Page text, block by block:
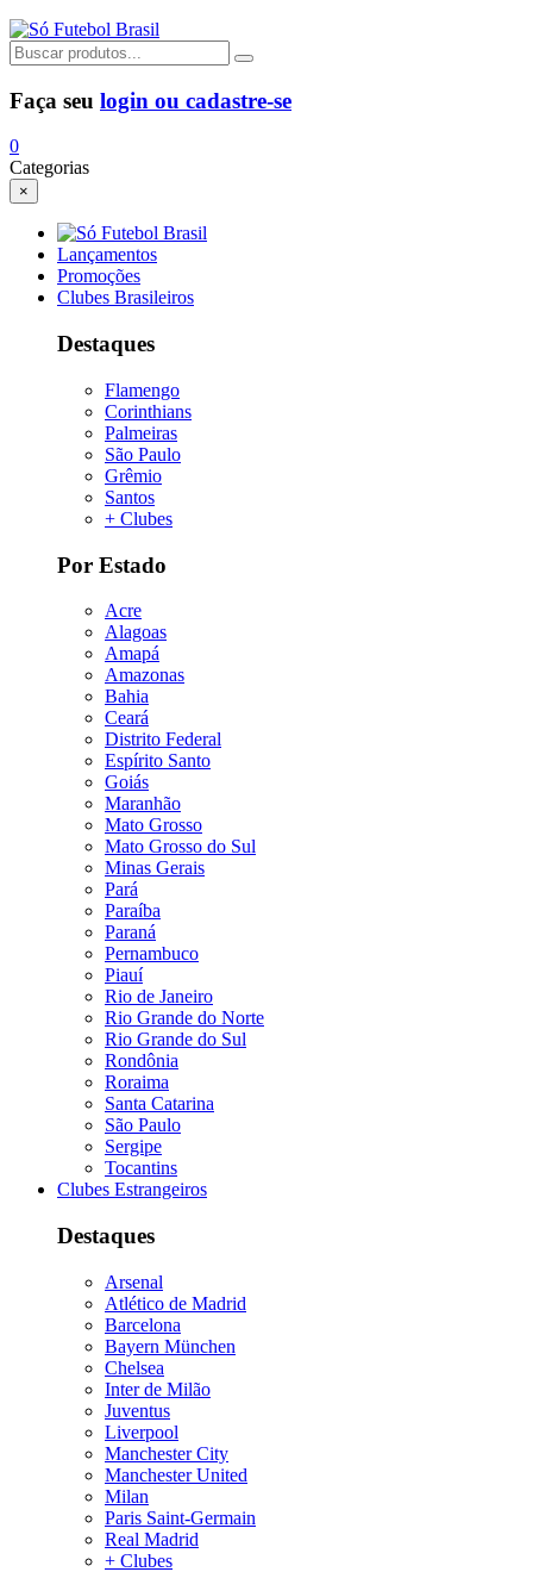
Faça seu login ou cadastre-se
0
Categorias
×
Lançamentos
Promoções
Clubes Brasileiros
Destaques
Flamengo
Corinthians
Palmeiras
São Paulo
Grêmio
Santos
+ Clubes
Por Estado
Acre
Alagoas
Amapá
Amazonas
Bahia
Ceará
Distrito Federal
Espírito Santo
Goiás
Maranhão
Mato Grosso
Mato Grosso do Sul
Minas Gerais
Pará
Paraíba
Paraná
Pernambuco
Piauí
Rio de Janeiro
Rio Grande do Norte
Rio Grande do Sul
Rondônia
Roraima
Santa Catarina
São Paulo
Sergipe
Tocantins
Clubes Estrangeiros
Destaques
Arsenal
Atlético de Madrid
Barcelona
Bayern München
Chelsea
Inter de Milão
Juventus
Liverpool
Manchester City
Manchester United
Milan
Paris Saint-Germain
Real Madrid
+ Clubes